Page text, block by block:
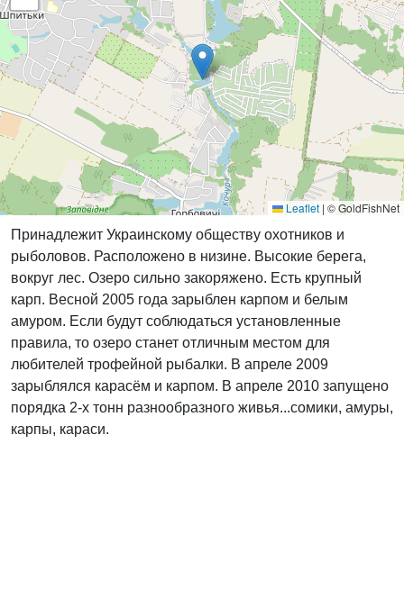
Leaflet | © GoldFishNet
Принадлежит Украинскому обществу охотников и
рыболовов. Расположено в низине. Высокие берега,
вокруг лес. Озеро сильно закоряжено. Есть крупный
карп. Весной 2005 года зарыблен карпом и белым
амуром. Если будут соблюдаться установленные
правила, то озеро станет отличным местом для
любителей трофейной рыбалки. В апреле 2009
зарыблялся карасём и карпом. В апреле 2010 запущено
порядка 2-х тонн разнообразного живья...сомики, амуры,
карпы, караси.